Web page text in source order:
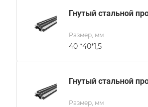
Гнутый стальной
Размер, мм
40 *40*1,5
Гнутый стальной
Размер, мм